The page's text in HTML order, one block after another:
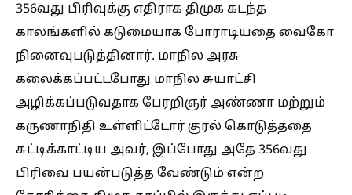
356வது பிரிவுக்கு எதிராக திமுக கடந்த
காலங்களில் கடுமையாக போராடியதை வைகோ
நினைவுபடுத்தினார். மாநில அரசு
கலைக்கப்பட்டபோது மாநில சுயாட்சி
அழிக்கப்படுவதாக பேரறிஞர் அண்ணா மற்றும்
கருணாநிதி உள்ளிட்டோர் குரல் கொடுத்ததை
சுட்டிக்காட்டிய அவர், இப்போது அதே 356வது
பிரிவை பயன்படுத்த வேண்டும் என்ற